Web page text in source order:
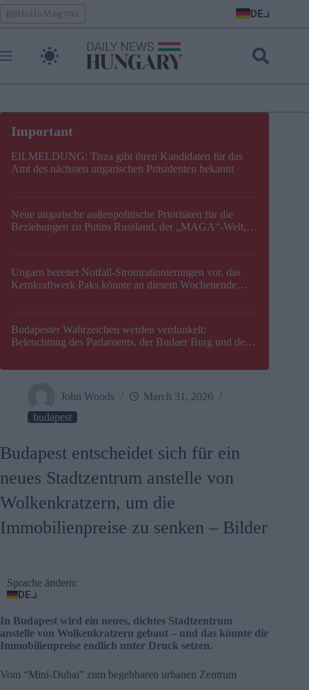
Skip
to
content
HelloMagyar DE
EILMELDUNG: Tisza gibt ihren Kandidaten für das
Amt des nächsten ungarischen Präsidenten bekannt
Neue ungarische außenpolitische Prioritäten für die
Beziehungen zu Putins Russland, der „MAGA“-Welt,
Ungarn bereitet Notfall-Stromrationierungen vor, das
Kernkraftwerk Paks könnte an diesem Wochenende
Budapester Wahrzeichen werden verdunkelt:
Beleuchtung des Parlaments, der Budaer Burg und der
John Woods
March 31, 2026
budapest
Budapest entscheidet sich für ein
neues Stadtzentrum anstelle von
Wolkenkratzern, um die
Immobilienpreise zu senken – Bilder
Sprache ändern:
DE
In Budapest wird ein neues, dichtes Stadtzentrum
anstelle von Wolkenkratzern gebaut – und das könnte die
Immobilienpreise endlich unter Druck setzen.
Vom “Mini-Dubai” zum begehbaren urbanen Zentrum